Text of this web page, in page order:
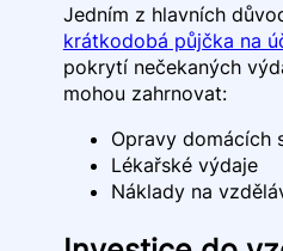
Jedním z hlavních
krátkodobá půjčka na
pokrytí nečekaných
mohou zahrnovat:
Opravy domácích
Lékařské výdaje
Náklady na